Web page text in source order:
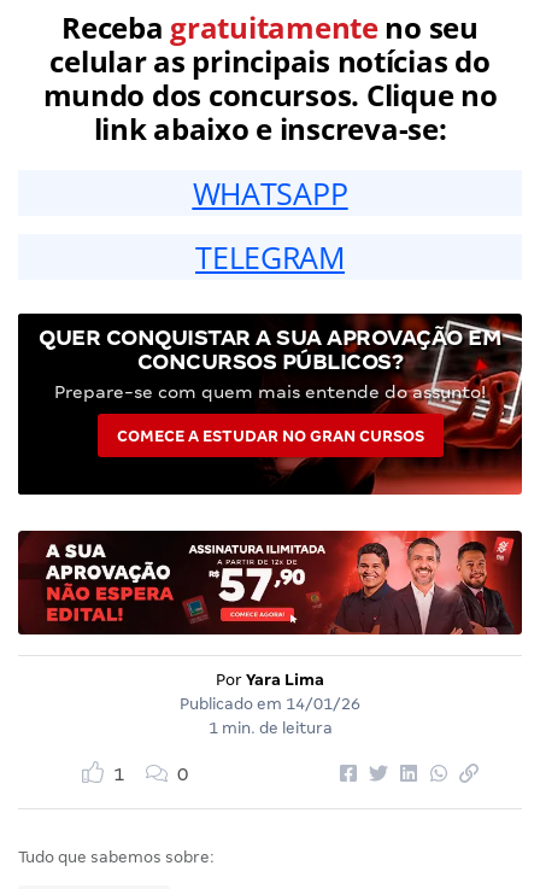
Receba gratuitamenteno seu
celular as principais notícias do
mundo dos concursos. Clique no
link abaixo e inscreva-se:
WHATSAPP
TELEGRAM
QUER CONQUISTAR A SUA APROVAÇÃO EM
CONCURSOS PÚBLICOS?
Prepare-se com quem mais entende do assunto!
COMECE A ESTUDAR NO GRAN CURSOS
Por Yara Lima
Publicado em 14/01/26
1 min. de leitura
1 0
Tudo que sabemos sobre: